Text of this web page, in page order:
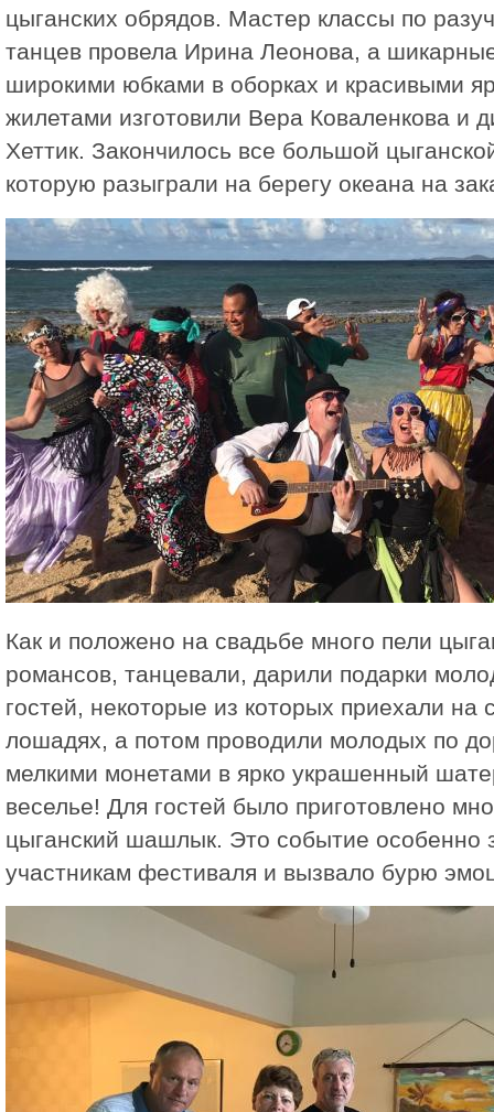
цыганских обрядов. Мастер классы по
танцев провела Ирина Леонова, а
широкими юбками в оборках и красивыми
жилетами изготовили Вера Коваленкова и
Хеттик. Закончилось все большой
которую разыграли на берегу океана на
Как и положено на свадьбе много пели
романсов, танцевали, дарили подарки
гостей, некоторые из которых приехали на
лошадях, а потом проводили молодых по
мелкими монетами в ярко украшенный
веселье! Для гостей было приготовлено
цыганский шашлык. Это событие особенно
участникам фестиваля и вызвало бурю